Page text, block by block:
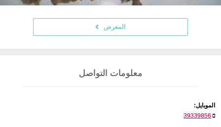
المعرض
معلومات التواصل
الموبايل:
39339856